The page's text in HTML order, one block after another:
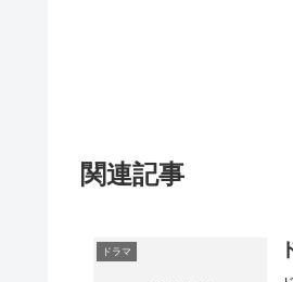
関連記事
ドラマ